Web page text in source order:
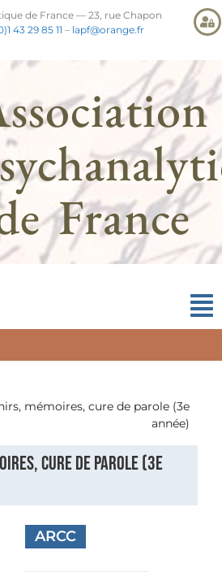
de France — 23, rue Chapon
43 29 85 11 – lapf@orange.fr
France
mémoires, cure de parole (3e
année)
cure de parole (3e
ARCC